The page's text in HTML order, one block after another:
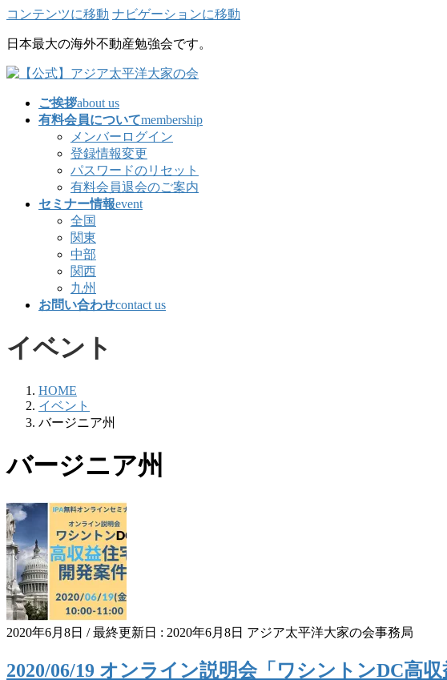
コンテンツに移動 ナビゲーションに移動
日本最大の海外不動産勉強会です。
ご挨拶about us
有料会員についてmembership
メンバーログイン
登録情報変更
パスワードのリセット
有料会員退会のご案内
セミナー情報event
全国
関東
中部
関西
九州
お問い合わせcontact us
イベント
HOME
イベント
バージニア州
バージニア州
2020年6月8日 / 最終更新日 : 2020年6月8日 アジア太平洋大家の会事務局
2020/06/19 オンライン説明会「ワシントンDC高収